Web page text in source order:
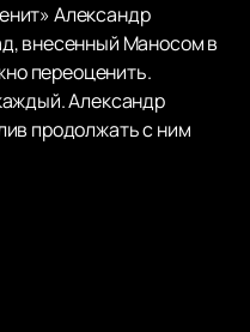
Александр
внесенный Маносом в
переоценить.
Александр
продолжать с ним